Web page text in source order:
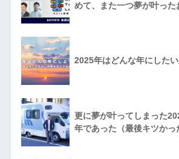
めて、また一つ夢が叶った
2025年はどんな年にした
更に夢が叶ってしまった
年であった（最後キツかっ